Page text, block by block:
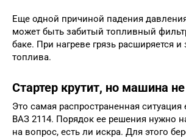
Еще одной причиной падения
может быть забитый топливный
баке. При нагреве грязь расширяется и
топлива.
Стартер крутит, но машина
Это самая распространенная ситуация
ВАЗ 2114. Порядок ее решения нужно
на вопрос, есть ли искра. Для этого